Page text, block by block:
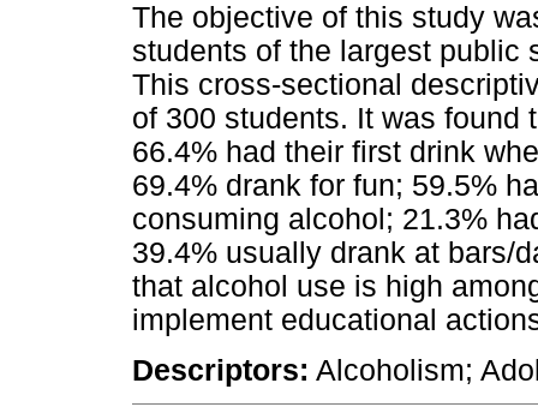
The objective of this study
students of the largest public
This cross-sectional
of 300 students. It was found
66.4% had their first drink
69.4% drank for fun; 59.5%
consuming alcohol; 21.3%
39.4% usually drank at bars/
that alcohol use is high
implement educational
Descriptors: Alcoholism;